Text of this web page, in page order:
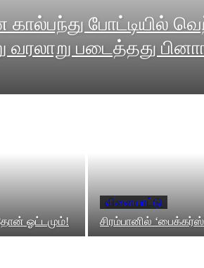
கால்பந்து போட்டியில்
படைத்தது
ஓட்டமும்!
விளையாட்டு
சிரம்பானில்